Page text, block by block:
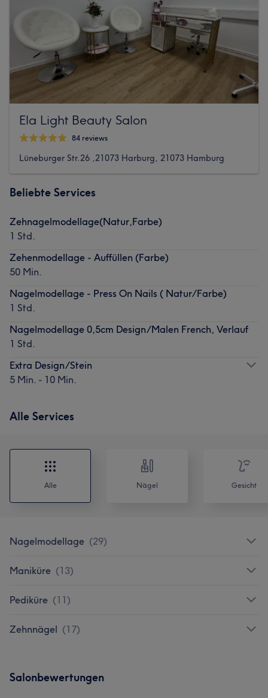
Ela Light Beauty Salon
84 reviews
Lüneburger Str.26 ,21073 Harburg, 21073 Hamburg
Beliebte Services
Zehnagelmodellage(Natur,Farbe)
1 Std.
Zehenmodellage - Auffüllen (Farbe)
50 Min.
Nagelmodellage - Press On Nails ( Natur/Farbe)
1 Std.
Nagelmodellage 0,5cm Design/Malen French, Verlauf
1 Std.
Extra Design/Stein
5 Min. - 10 Min.
Alle Services
Alle Nägel Gesicht
Nagelmodellage (29)
Maniküre (13)
Pediküre (11)
Zehnnägel (17)
Salonbewertungen